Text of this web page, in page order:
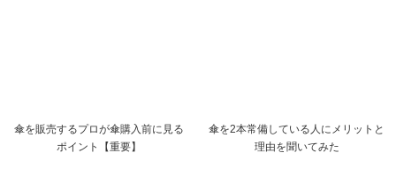
傘を販売するプロが傘購入前に見る
ポイント【重要】
傘を2本常備している人にメリットと
理由を聞いてみた